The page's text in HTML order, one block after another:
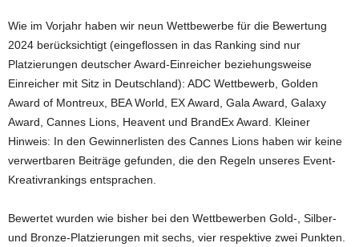
Wie im Vorjahr haben wir neun Wettbewerbe für die Bewertung
2024 berücksichtigt (eingeflossen in das Ranking sind nur
Platzierungen deutscher Award-Einreicher beziehungsweise
Einreicher mit Sitz in Deutschland): ADC Wettbewerb, Golden
Award of Montreux, BEA World, EX Award, Gala Award, Galaxy
Award, Cannes Lions, Heavent und BrandEx Award. Kleiner
Hinweis: In den Gewinnerlisten des Cannes Lions haben wir keine
verwertbaren Beiträge gefunden, die den Regeln unseres Event-
Kreativrankings entsprachen.
Bewertet wurden wie bisher bei den Wettbewerben Gold-, Silber-
und Bronze-Platzierungen mit sechs, vier respektive zwei Punkten.